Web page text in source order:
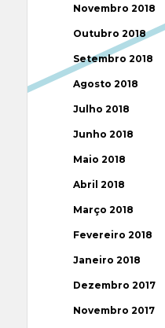
Novembro 2018
Outubro 2018
Setembro 2018
Agosto 2018
Julho 2018
Junho 2018
Maio 2018
Abril 2018
Março 2018
Fevereiro 2018
Janeiro 2018
Dezembro 2017
Novembro 2017